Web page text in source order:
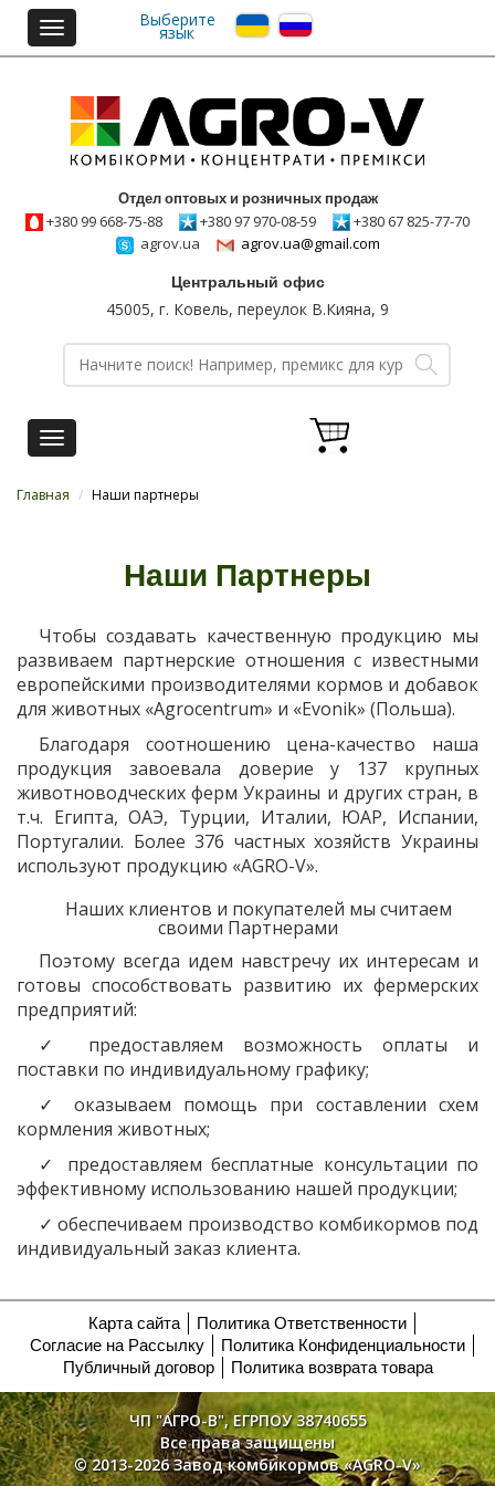
Toggle
navigation
Выберите
язык
Отдел оптовых и розничных продаж
+380 99 668-75-88
+380 97 970-08-59
+380 67 825-77-70
agrov.ua
agrov.ua@gmail.com
Центральный офис
45005, г. Ковель, переулок В.Кияна, 9
Toggle
navigation
Главная / Наши партнеры
Наши Партнеры
Чтобы создавать качественную продукцию мы
развиваем партнерские отношения с известными
европейскими производителями кормов и добавок
для животных «Agrocentrum» и «Evonik» (Польша).
Благодаря соотношению цена-качество наша
продукция завоевала доверие у 137 крупных
животноводческих ферм Украины и других стран, в
т.ч. Египта, ОАЭ, Турции, Италии, ЮАР, Испании,
Португалии. Более 376 частных хозяйств Украины
используют продукцию «AGRO-V».
Наших клиентов и покупателей мы считаем
своими Партнерами
Поэтому всегда идем навстречу их интересам и
готовы способствовать развитию их фермерских
предприятий:
✓ предоставляем возможность оплаты и
поставки по индивидуальному графику;
✓ оказываем помощь при составлении схем
кормления животных;
✓ предоставляем бесплатные консультации по
эффективному использованию нашей продукции;
✓ обеспечиваем производство комбикормов под
индивидуальный заказ клиента.
Карта сайта
Политика Ответственности
Согласие на Рассылку
Политика Конфиденциальности
Публичный договор
Политика возврата товара
ЧП "АГРО-В", ЕГРПОУ 38740655
Все права защищены
© 2013-2026 Завод комбикормов «AGRO-V»